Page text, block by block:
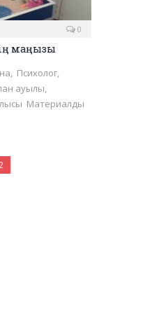
0
маңызы
Психолог,
ауылы,
Материалды